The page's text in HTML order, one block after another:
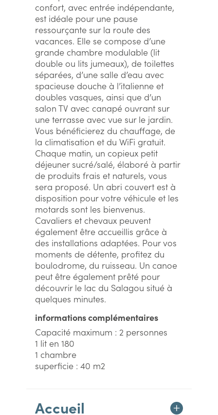
confort, avec entrée indépendante,
est idéale pour une pause
ressourçante sur la route des
vacances. Elle se compose d’une
grande chambre modulable (lit
double ou lits jumeaux), de toilettes
séparées, d’une salle d’eau avec
spacieuse douche à l’italienne et
doubles vasques, ainsi que d’un
salon TV avec canapé ouvrant sur
une terrasse avec vue sur le jardin.
Vous bénéficierez du chauffage, de
la climatisation et du WiFi gratuit.
Chaque matin, un copieux petit
déjeuner sucré/salé, élaboré à partir
de produits frais et naturels, vous
sera proposé. Un abri couvert est à
disposition pour votre véhicule et les
motards sont les bienvenus.
Cavaliers et chevaux peuvent
également être accueillis grâce à
des installations adaptées. Pour vos
moments de détente, profitez du
boulodrome, du ruisseau. Un canoe
peut être également prêté pour
découvrir le lac du Salagou situé à
quelques minutes.
informations complémentaires
Capacité maximum : 2 personnes
1 lit en 180
1 chambre
superficie : 40 m2
Accueil